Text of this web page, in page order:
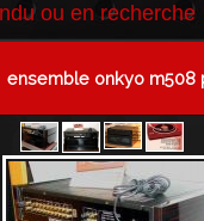
ou en recherche
ensemble onkyo m508